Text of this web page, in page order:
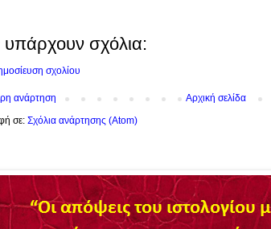
υπάρχουν σχόλια:
σχολίου
ανάρτηση
Αρχική σελίδα
σε: Σχόλια ανάρτησης (Atom)